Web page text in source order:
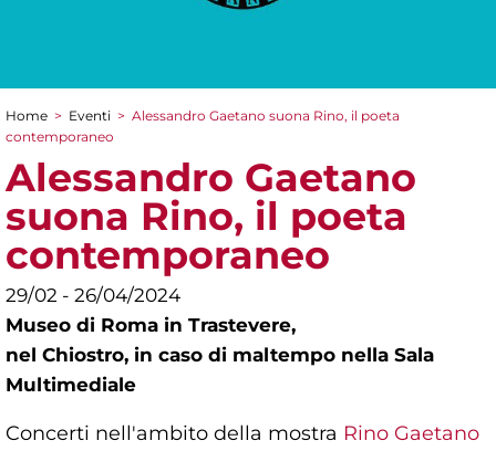
Tu sei qui
Home > Eventi > Alessandro Gaetano suona Rino, il poeta
contemporaneo
Alessandro Gaetano
suona Rino, il poeta
contemporaneo
29/02 - 26/04/2024
Museo di Roma in Trastevere,
nel Chiostro, in caso di maltempo nella Sala
Multimediale
Concerti nell'ambito della mostra Rino Gaetano